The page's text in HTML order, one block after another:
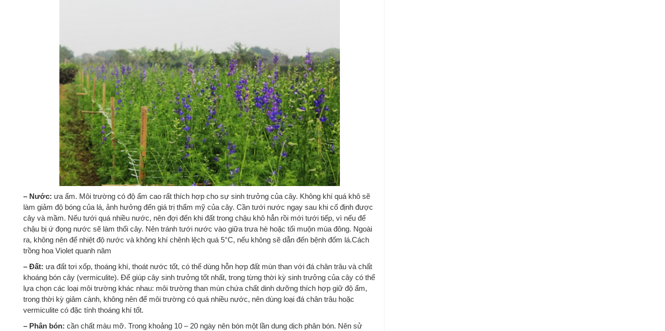
– Nước: ưa ẩm. Môi trường có độ ẩm cao rất thích hợp cho sự sinh trưởng của cây. Không khí quá khô sẽ
làm giảm độ bóng của lá, ảnh hưởng đến giá trị thẩm mỹ của cây. Cần tưới nước ngay sau khi cố định được
cây và mầm. Nếu tưới quá nhiều nước, nên đợi đến khi đất trong chậu khô hẳn rồi mới tưới tiếp, vì nếu để
chậu bị ứ đọng nước sẽ làm thối cây. Nên tránh tưới nước vào giữa trưa hè hoặc tối muộn mùa đông. Ngoài
ra, không nên để nhiệt độ nước và không khí chênh lệch quá 5°C, nếu không sẽ dẫn đến bệnh đốm lá.Cách
trồng hoa Violet quanh năm
– Đất: ưa đất tơi xốp, thoáng khí, thoát nước tốt, có thể dùng hỗn hợp đất mùn than với đá chân trâu và chất
khoáng bón cây (vermiculite). Để giúp cây sinh trưởng tốt nhất, trong từng thời kỳ sinh trưởng của cây có thể
lựa chọn các loại môi trường khác nhau: môi trường than mùn chứa chất dinh dưỡng thích hợp giữ độ ẩm,
trong thời kỳ giâm cành, không nên để môi trường có quá nhiều nước, nên dùng loại đá chân trâu hoặc
vermiculite có đặc tính thoáng khí tốt.
– Phân bón: cần chất màu mỡ. Trong khoảng 10 – 20 ngày nên bón một lần dung dịch phân bón. Nên sử